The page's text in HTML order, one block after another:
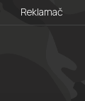
Reklamačný rád